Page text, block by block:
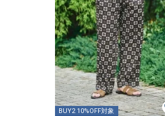
BUY2 10%OFF対象